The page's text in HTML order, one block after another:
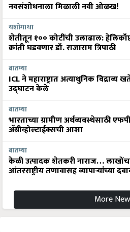
नवसंशोधनाला मिळाली नवी ओळख!
यशोगाथा
शेतीतून १०० कोटींची उलाढाल:
क्रांती घडवणार डॉ. राजाराम त्रिपाठी
बातम्या
ICL ने महाराष्ट्रात अत्याधुनिक
उद्घाटन केले
बातम्या
भारताच्या ग्रामीण अर्थव्यवस्थेसाठी
अ‍ॅग्रीव्होल्टाईक्सची आशा
बातम्या
केळी उत्पादक शेतकरी नाराज…
आंतरराष्ट्रीय तणावासह व्यापाऱ्यांच्या
More